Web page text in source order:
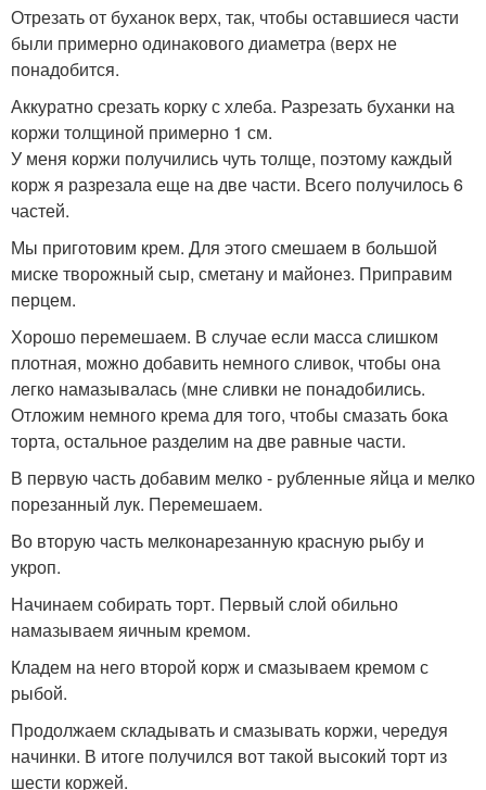
Отрезать от буханок верх, так, чтобы оставшиеся части
были примерно одинакового диаметра (верх не
понадобится.
Аккуратно срезать корку с хлеба. Разрезать буханки на
коржи толщиной примерно 1 см.
У меня коржи получились чуть толще, поэтому каждый
корж я разрезала еще на две части. Всего получилось 6
частей.
Мы приготовим крем. Для этого смешаем в большой
миске творожный сыр, сметану и майонез. Приправим
перцем.
Хорошо перемешаем. В случае если масса слишком
плотная, можно добавить немного сливок, чтобы она
легко намазывалась (мне сливки не понадобились.
Отложим немного крема для того, чтобы смазать бока
торта, остальное разделим на две равные части.
В первую часть добавим мелко - рубленные яйца и мелко
порезанный лук. Перемешаем.
Во вторую часть мелконарезанную красную рыбу и
укроп.
Начинаем собирать торт. Первый слой обильно
намазываем яичным кремом.
Кладем на него второй корж и смазываем кремом с
рыбой.
Продолжаем складывать и смазывать коржи, чередуя
начинки. В итоге получился вот такой высокий торт из
шести коржей.